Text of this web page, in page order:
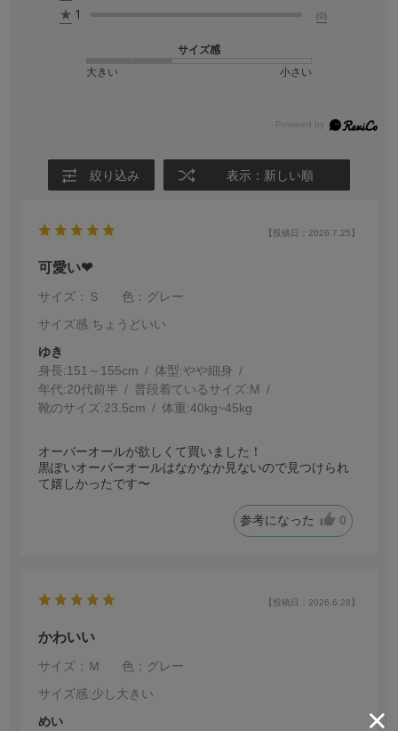
★ 1 (0)
サイズ感
大きい
小さい
絞り込み 表示：新しい順
【投稿日：2026.7.25】
可愛い❤
サイズ：Ｓ
色：グレー
サイズ感:ちょうどいい
ゆき
身長:151～155cm 体型:細身
年代:20代前半 普段着ているサイズ:M
靴のサイズ:23.5cm 体重:40kg~45kg
オーバーオールが欲しくて買いました！
黒ぽいオーバーオールはなかなか見ないので見つけられ
て嬉しかったです〜
参考になった 0
【投稿日：2026.6.28】
かわいい
サイズ：Ｍ
色：グレー
サイズ感:少し大きい
めい